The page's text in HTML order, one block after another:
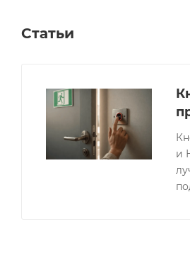
Статьи
и